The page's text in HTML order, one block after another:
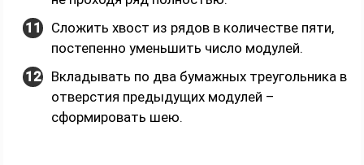
Сложить хвост из рядов в количестве пяти,
постепенно уменьшить число модулей.
Вкладывать по два бумажных треугольника в
отверстия предыдущих модулей –
сформировать шею.